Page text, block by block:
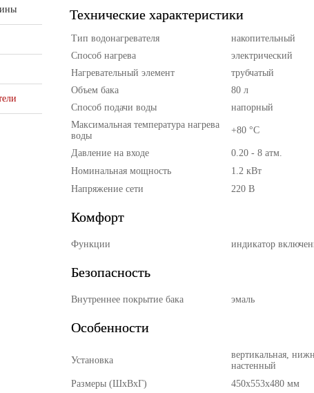
Технические характеристики
Тип водонагревателя
накопительный
Способ нагрева
электрический
Нагревательный элемент
трубчатый
Объем бака
80 л
Способ подачи воды
напорный
Максимальная температура нагрева
воды
+80 °С
Давление на входе
0.20 - 8 атм.
Номинальная мощность
1.2 кВт
Напряжение сети
220 В
Комфорт
Функции индикатор
Безопасность
Внутреннее покрытие бака эмаль
Особенности
Установка
вертикальная,
настенный
Размеры (ШхВхГ)
450x553x480 мм